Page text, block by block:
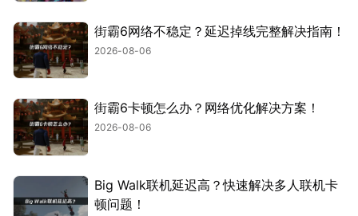
街霸6网络不稳定？延迟掉线完整解决指南！
2026-08-06
街霸6卡顿怎么办？网络优化解决方案！
2026-08-06
Big Walk联机延迟高？快速解决多人联机卡
顿问题！